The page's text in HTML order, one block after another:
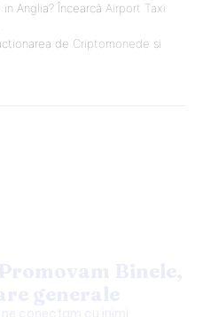
Anglia? Încearcă Airport Taxi
de Criptomonede si